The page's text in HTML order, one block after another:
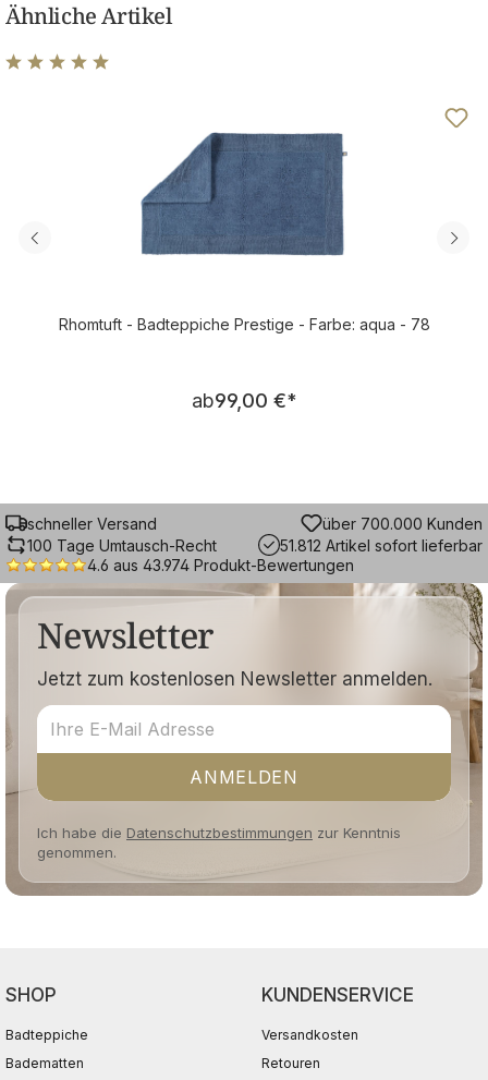
Ähnliche Artikel
Rhomtuft - Badteppiche Prestige - Farbe: aqua - 78
Regulärer Preis:
ab99,00 €*
schneller Versand
über 700.000 Kunden
100 Tage Umtausch-Recht
51.812 Artikel sofort lieferbar
4.6 aus 43.974 Produkt-Bewertungen
Newsletter
Jetzt zum kostenlosen Newsletter anmelden.
ANMELDEN
Ich habe die Datenschutzbestimmungen zur Kenntnis
genommen.
SHOP
Badteppiche
Badematten
KUNDENSERVICE
Versandkosten
Retouren